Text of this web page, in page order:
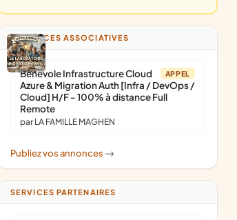
ANNONCES ASSOCIATIVES
APPEL
Bénévole Infrastructure Cloud
Azure & Migration Auth [Infra / DevOps /
Cloud] H/F - 100% à distance Full
Remote
par LA FAMILLE MAGHEN
Publiez vos annonces ->
SERVICES PARTENAIRES